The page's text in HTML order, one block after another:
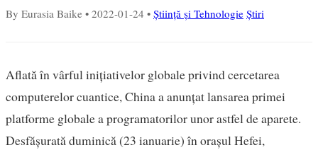
By Eurasia Baike • 2022-01-24 • Știință și Tehnologie Știri
Aflată în vârful inițiativelor globale privind cercetarea
computerelor cuantice, China a anunțat lansarea primei
platforme globale a programatorilor unor astfel de aparete.
Desfășurată duminică (23 ianuarie) în orașul Hefei,